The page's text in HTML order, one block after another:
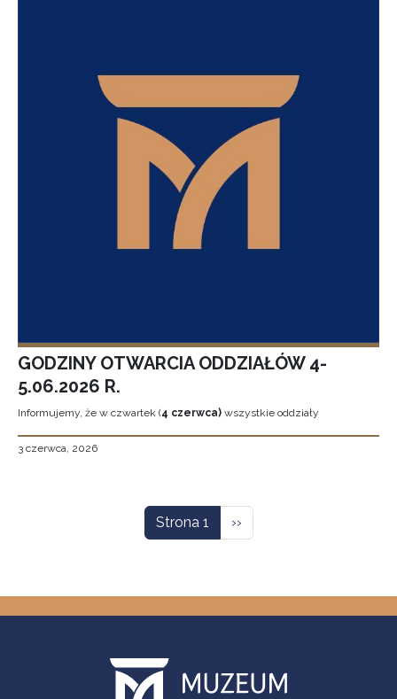
GODZINY OTWARCIA ODDZIAŁÓW 4-
5.06.2026 R.
Informujemy, że w czwartek (4 czerwca) wszystkie oddziały
3 czerwca, 2026
Strona 1 Następna strona
››